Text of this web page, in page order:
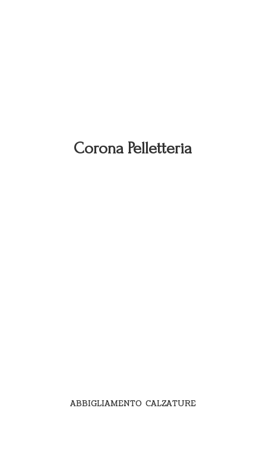
Corona Pelletteria
ABBIGLIAMENTO CALZATURE